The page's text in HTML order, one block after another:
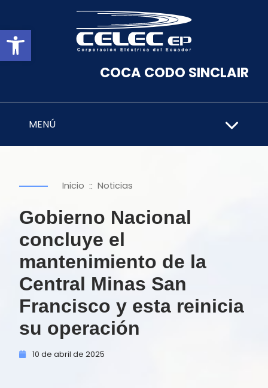
Abrir barra de herramientas
COCA CODO SINCLAIR
MENÚ
Inicio :: Noticias
Gobierno Nacional
concluye el
mantenimiento de la
Central Minas San
Francisco y esta reinicia
su operación
10 de abril de 2025